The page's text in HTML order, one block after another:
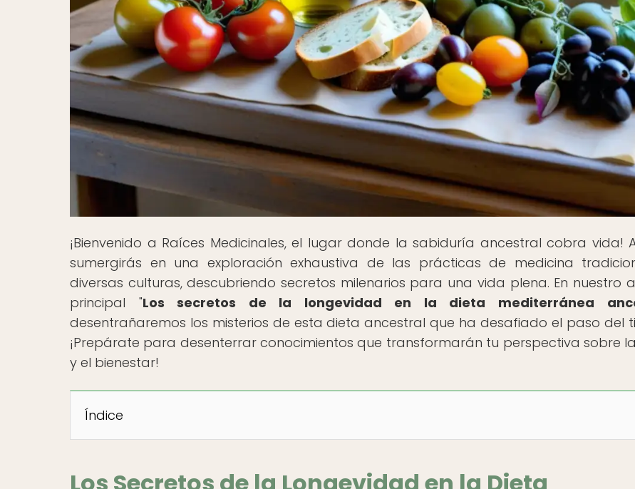
¡Bienvenido a Raíces Medicinales, el lugar donde la sabiduría ancestral cobra vida!
sumergirás en una exploración exhaustiva de las prácticas de medicina
diversas culturas, descubriendo secretos milenarios para una vida plena. En nuestro
principal "Los secretos de la longevidad en la dieta mediterránea
desentrañaremos los misterios de esta dieta ancestral que ha desafiado el paso del
¡Prepárate para desenterrar conocimientos que transformarán tu perspectiva sobre
y el bienestar!
Índice